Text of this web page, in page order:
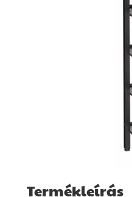
Termékleírás